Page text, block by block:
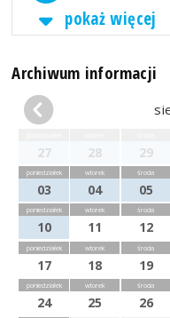
pokaż więcej
Archiwum informacji
27 28 29
poniedziałek
03
wtorek
04
środa
05
poniedziałek
10
wtorek
11
środa
12
poniedziałek
17
wtorek
18
środa
19
poniedziałek
24
wtorek
25
środa
26